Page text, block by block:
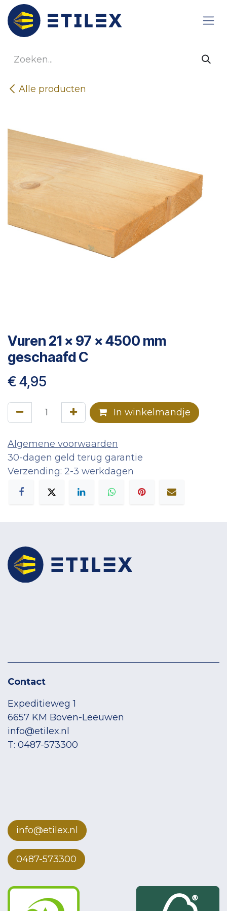
Overslaan naar inhoud
Alle producten
Vuren 21 x 97 x 4500 mm
geschaafd C
€4,95
In winkelmandje
Algemene voorwaarden
30-dagen geld terug garantie
Verzending: 2-3 werkdagen
Contact
Expeditieweg 1
6657 KM Boven-Leeuwen
info@etilex.nl
T: 0487-573300
info@etilex.nl
0487-573300